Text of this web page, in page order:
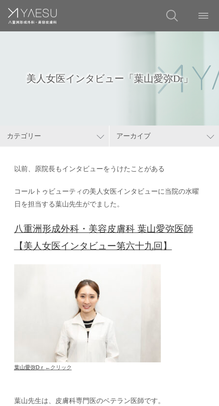
美人女医インタビュー「葉山愛弥Dr」
カテゴリー アーカイブ
以前、原院長もインタビューをうけたことがある
コールトゥビューティの美人女医インタビューに当院の水曜
日を担当する葉山先生がでました。
八重洲形成外科・美容皮膚科 葉山愛弥医師
【美人女医インタビュー第六十九回】
葉山愛弥Dｒ ←クリック
葉山先生は、皮膚科専門医のベテラン医師です。